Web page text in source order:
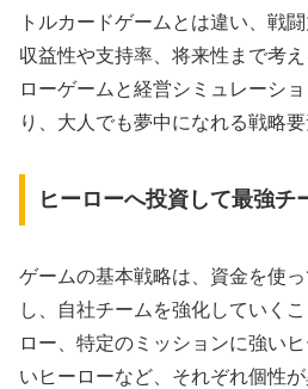
トルカードゲームとは違い、戦
収益性や支持率、将来性まで考
ローゲームと経営シミュレーシ
り、大人でも夢中になれる戦略
ヒーローへ投資して最強チ
ゲームの基本戦略は、資金を使
し、自社チームを強化していく
ロー、特定のミッションに強い
いヒーローなど、それぞれ個性